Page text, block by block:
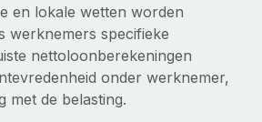
voor
IT-middelen
en lokale wetten worden
werknemers specifieke
nettoloonberekeningen
onder werknemer,
met de belasting.